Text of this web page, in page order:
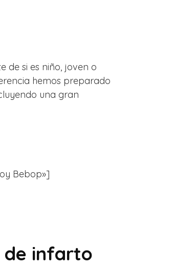
de si es niño, joven o
hemos preparado
una gran
Bebop»]
de infarto